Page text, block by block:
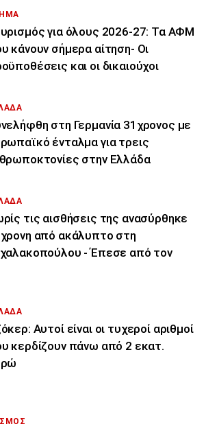
για όλους 2026-27: Τα ΑΦΜ
κάνουν σήμερα αίτηση- Οι
και οι δικαιούχοι
στη Γερμανία 31χρονος με
ένταλμα για τρεις
στην Ελλάδα
τις αισθήσεις της ανασύρθηκε
από ακάλυπτο στη
- Έπεσε από τον
Αυτοί είναι οι τυχεροί αριθμοί
κερδίζουν πάνω από 2 εκατ.